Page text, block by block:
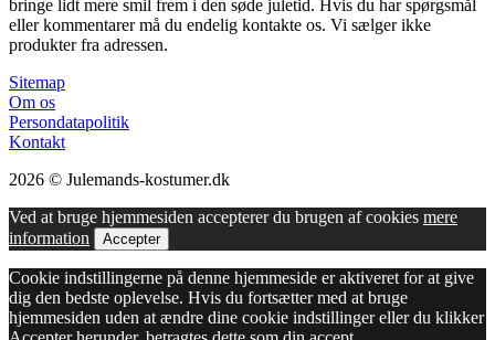
bringe lidt mere smil frem i den søde juletid. Hvis du har spørgsmål
eller kommentarer må du endelig kontakte os. Vi sælger ikke
produkter fra adressen.
Sitemap
Om os
Persondatapolitik
Kontakt
2026 © Julemands-kostumer.dk
Ved at bruge hjemmesiden accepterer du brugen af cookies mere
information
Accepter
Cookie indstillingerne på denne hjemmeside er aktiveret for at give
dig den bedste oplevelse. Hvis du fortsætter med at bruge
hjemmesiden uden at ændre dine cookie indstillinger eller du klikker